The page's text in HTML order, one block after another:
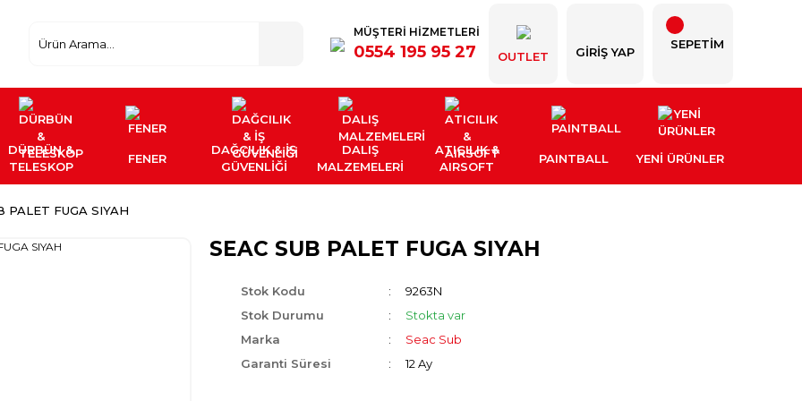
MÜŞTERİ HİZMETLERİ
0554 195 95 27 OUTLET GIRIŞ YAP
SEPETİM
DÜRBÜN &
TELESKOP
FENER
DAĞCILIK & İŞ
GÜVENLİĞİ
DALIŞ
MALZEMELERİ
ATICILIK &
AIRSOFT
PAINTBALL YENI ÜRÜNLER
PALET FUGA SIYAH
SEAC SUB PALET FUGA SIYAH
Stok Kodu
9263N
Stok Durumu
Stokta var
Marka
Seac Sub
Garanti Süresi
12 Ay